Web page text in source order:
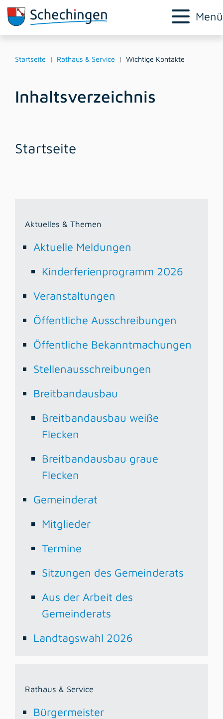
Menü
Startseite Rathaus & Service Wichtige Kontakte
Inhaltsverzeichnis
Startseite
Aktuelles & Themen
Aktuelle Meldungen
Kinderferienprogramm 2026
Veranstaltungen
Öffentliche Ausschreibungen
Öffentliche Bekanntmachungen
Stellenausschreibungen
Breitbandausbau
Breitbandausbau weiße
Flecken
Breitbandausbau graue
Flecken
Gemeinderat
Mitglieder
Termine
Sitzungen des Gemeinderats
Aus der Arbeit des
Gemeinderats
Landtagswahl 2026
Rathaus & Service
Bürgermeister